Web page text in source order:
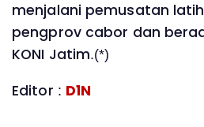
menjalani pemusatan
pengprov cabor dan
KONI Jatim.(*)
Editor : D1N